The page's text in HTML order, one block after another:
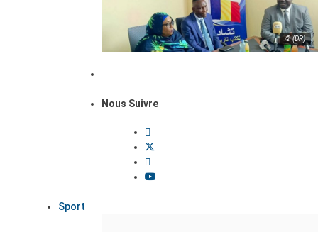
© (DR)
Nous Suivre
Sport